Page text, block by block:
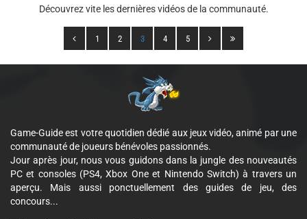
Découvrez vite les dernières vidéos de la communauté.
1 2 3 4 5
Game-Guide est votre quotidien dédié aux jeux vidéo, animé par une
communauté de joueurs bénévoles passionnés.
Jour après jour, nous vous guidons dans la jungle des nouveautés
PC et consoles (PS4, Xbox One et Nintendo Switch) à travers un
aperçu. Mais aussi ponctuellement des guides de jeu, des
concours...